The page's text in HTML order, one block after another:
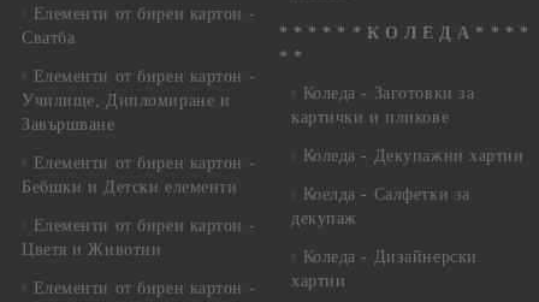
Елементи от бирен картон -
Сватба
Елементи от бирен картон -
Училище, Дипломиране и
Завършване
Елементи от бирен картон -
Бебшки и Детски елементи
Елементи от бирен картон -
Цветя и Животни
Елементи от бирен картон -
* * * * * * К О Л Е Д А * * * *
* *
Коледа - Заготовки за
картички и пликове
Коледа - Декупажни хартии
Коелда - Салфетки за
декупаж
Коледа - Дизайнерски
хартии